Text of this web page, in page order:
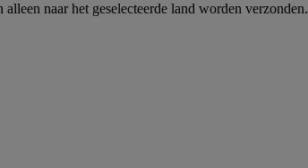
naar het geselecteerde land worden verzonden.